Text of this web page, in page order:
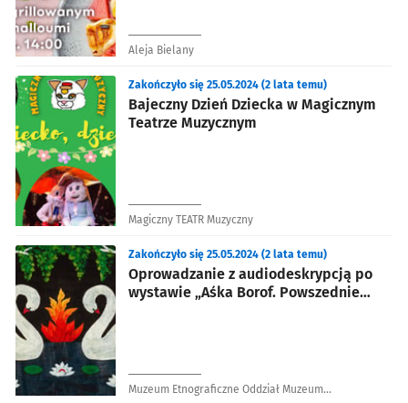
Aleja Bielany
Bajeczny Dzień Dziecka w Magicznym
Teatrze Muzycznym
Zakończyło się 25.05.2024 (2 lata temu)
Magiczny TEATR Muzyczny
Oprowadzanie z audiodeskrypcją po
wystawie „Aśka Borof. Powszednie
Zakończyło się 25.05.2024 (2 lata temu)
Muzeum Etnograficzne Oddział Muzeum